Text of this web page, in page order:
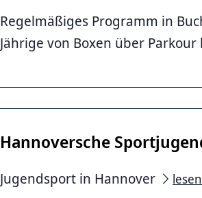
Regelmäßiges Programm in
Jährige von Boxen über Parkour
Hannoversche
Jugendsport in Hannover lesen